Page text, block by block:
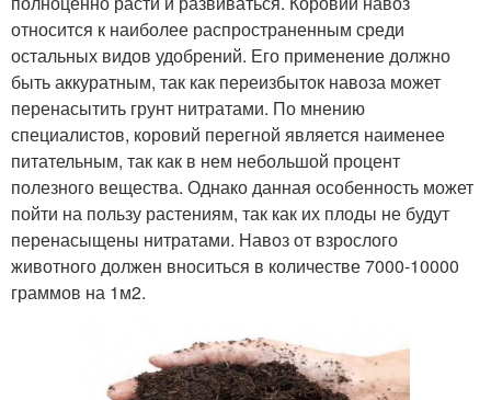
относится к наиболее распространенным среди
остальных видов удобрений. Его применение должно
быть аккуратным, так как переизбыток навоза может
перенасытить грунт нитратами. По мнению
специалистов, коровий перегной является наименее
питательным, так как в нем небольшой процент
полезного вещества. Однако данная особенность может
пойти на пользу растениям, так как их плоды не будут
перенасыщены нитратами. Навоз от взрослого
животного должен вноситься в количестве 7000-10000
граммов на 1м2.